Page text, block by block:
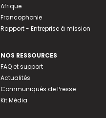
Afrique
Francophonie
Rapport - Entreprise à mission
NOS RESSOURCES
FAQ et support
Actualités
Communiqués de Presse
Kit Média